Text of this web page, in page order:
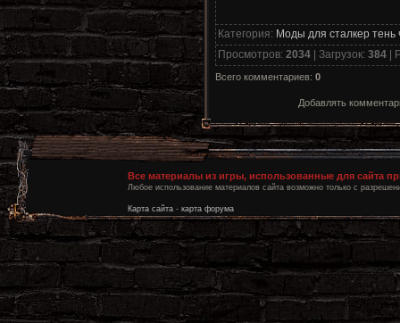
Категория: Моды для сталкер тень
Просмотров: 2034| Загрузок: 384|
Всего комментариев: 0
Добавлять
Все материалы из игры, использованные для сайта
Любое использование материалов сайта возможно только с
Карта сайта - карта форума